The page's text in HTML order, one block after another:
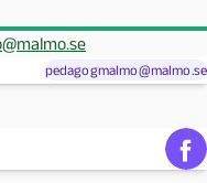
pedagogmalmo@malmo.se